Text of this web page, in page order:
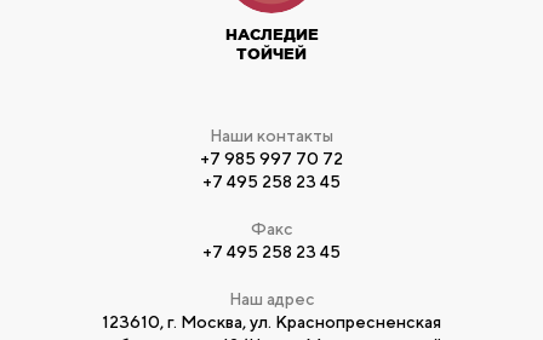
НАСЛЕДИЕ
ТОЙЧЕЙ
Наши контакты
+7 985 997 70 72
+7 495 258 23 45
Факс
+7 495 258 23 45
Наш адрес
123610, г. Москва, ул. Краснопресненская